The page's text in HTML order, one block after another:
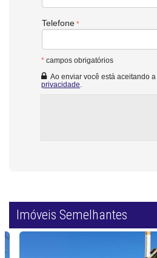
Telefone
* campos obrigatórios
Ao enviar você está aceitando a
privacidade
Imóveis Semelhantes